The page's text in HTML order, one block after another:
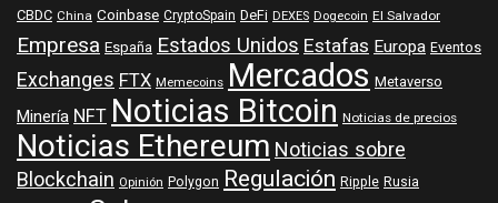
CBDC China Coinbase CryptoSpain DeFi DEXES Dogecoin El Salvador
Empresa España Estados UnidosEstafasEuropa Eventos
ExchangesFTX Memecoins Mercados Metaverso
MineríaNFTNoticias Bitcoin Noticias de precios
Noticias EthereumNoticias sobre
Blockchain Opinión Polygon Regulación Ripple Rusia